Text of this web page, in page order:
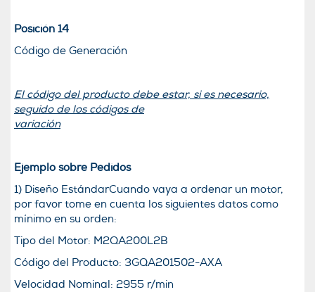
Posición 14
Código de Generación
El código del producto debe estar, si es necesario,
seguido de los códigos de
variación
Ejemplo sobre Pedidos
1) Diseño EstándarCuando vaya a ordenar un motor,
por favor tome en cuenta los siguientes datos como
mínimo en su orden:
Tipo del Motor: M2QA200L2B
Código del Producto: 3GQA201502-AXA
Velocidad Nominal: 2955 r/min